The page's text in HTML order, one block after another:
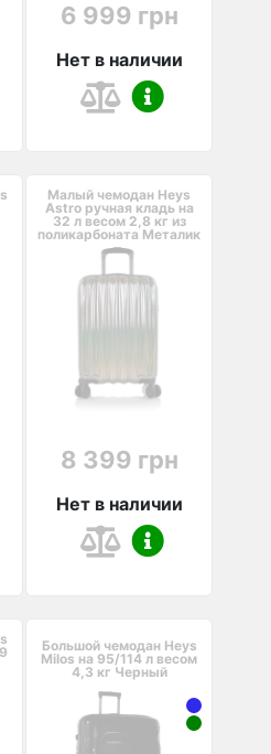
6 999 грн
Нет в наличии
Малый чемодан Heys
Astro ручная кладь на
32 л весом 2,8 кг из
поликарбоната Металик
8 399 грн
Нет в наличии
Большой чемодан Heys
Milos на 95/114 л весом
4,3 кг Черный